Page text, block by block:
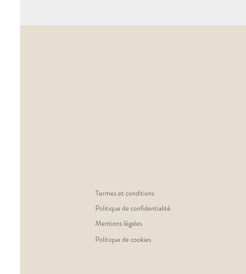
Termes et conditions
Politique de confidentialité
Mentions légales
Politique de cookies